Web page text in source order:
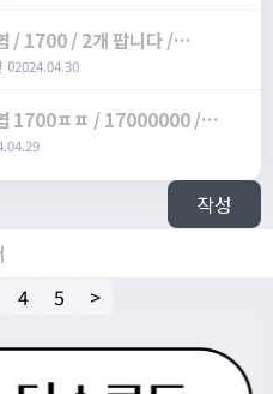
/
o/
02024.04.30
1700ㅍㅍ / 17000000 /
o/sIzV8tXf
작성
4 5 >